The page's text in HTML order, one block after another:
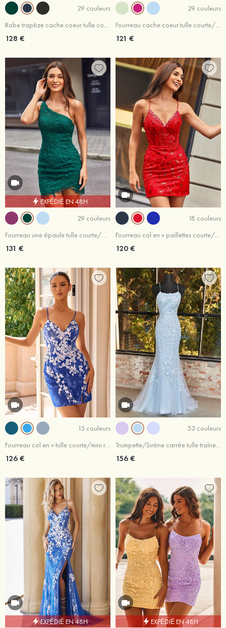
29 couleurs
Robe trapèze cache coeur tulle courte/mini robe de fête de la rentrée
128 €
29 couleurs
Fourreau cache coeur tulle courte/mini robe de fête de la rentrée
121 €
EXPÉDIÉ EN 48H
29 couleurs
Fourreau une épaule tulle courte/mini robe de fête de la rentrée
131 €
18 couleurs
Fourreau col en v paillettes courte/mini robe de fête de la rentrée
120 €
15 couleurs
Fourreau col en v tulle courte/mini robe de fête de la rentrée
126 €
53 couleurs
Trumpette/Sirène carrée tulle traîne balayage robe de bal
156 €
EXPÉDIÉ EN 48H EXPÉDIÉ EN 48H